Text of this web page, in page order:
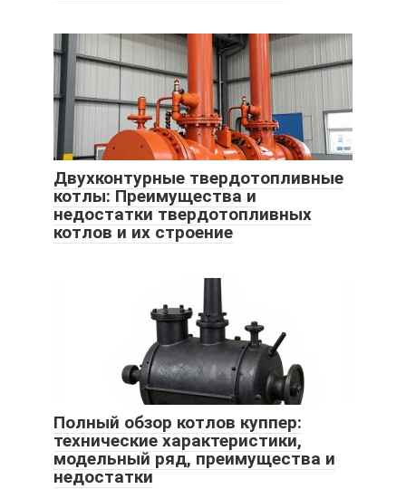
Двухконтурные твердотопливные
котлы: Преимущества и
недостатки твердотопливных
котлов и их строение
Полный обзор котлов куппер:
технические характеристики,
модельный ряд, преимущества и
недостатки